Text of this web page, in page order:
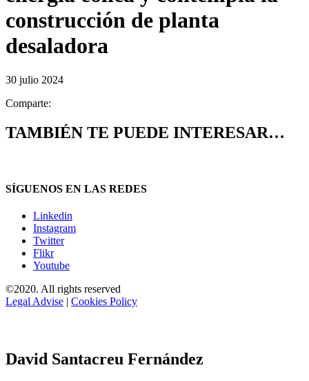
construcción de planta
desaladora
30 julio 2024
Comparte:
TAMBIÉN TE PUEDE INTERESAR…
SÍGUENOS EN LAS REDES
Linkedin
Instagram
Twitter
Flikr
Youtube
©2020. All rights reserved
Legal Advise | Cookies Policy
David Santacreu Fernández